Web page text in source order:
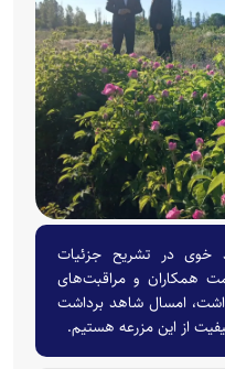
خوی در تشریح جزئیات
همکاران و مراقبت‌های
امسال شاهد برداشت